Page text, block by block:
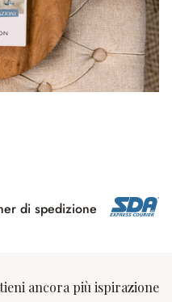
di spedizione
ancora più ispirazione